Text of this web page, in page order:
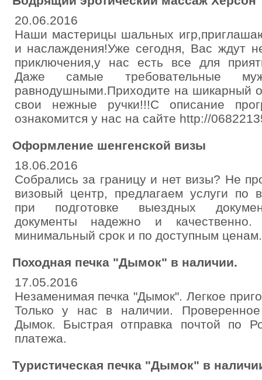
20.06.2016
Наши мастерицы шальных
и наслаждения!Уже сегодня, Вас ждут
приключения,у нас есть все для
Даже самые требовательные
равнодушными.Приходите на шикарный
свои нежные ручки!!!С описание
ознакомится у нас на сайте http://
Оформление шенгенской визы
18.06.2016
Собрались за границу и нет визы? Не
визовый центр, предлагаем услуги по
при подготовке выездных
документы надежно и
минимальный срок и по доступным
Походная печка "Дымок" в наличии.
17.05.2016
Незаменимая печка "Дымок". Легкое
Только у нас в наличии. Проверенное
Дымок. Быстрая отправка почтой по
платежа.
Туристическая печка "Дымок" в